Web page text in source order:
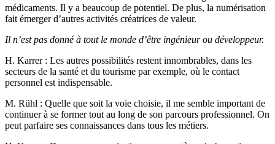
médicaments. Il y a beaucoup de potentiel. De plus, la numérisation
fait émerger d’autres activités créatrices de valeur.
Il n’est pas donné à tout le monde d’être ingénieur ou développeur.
H. Karrer: Les autres possibilités restent innombrables, dans les
secteurs de la santé et du tourisme par exemple, où le contact
personnel est indispensable.
M. Rühl : Quelle que soit la voie choisie, il me semble important de
continuer à se former tout au long de son parcours professionnel. On
peut parfaire ses connaissances dans tous les métiers.